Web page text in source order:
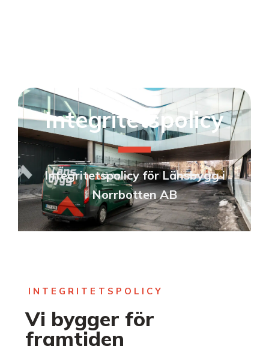
Integritetspolicy
Integritetspolicy för Länsbygg i
Norrbotten AB
INTEGRITETSPOLICY
Vi bygger för
framtiden